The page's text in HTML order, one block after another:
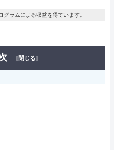
ラムによる収益を得ています。
[閉じる]